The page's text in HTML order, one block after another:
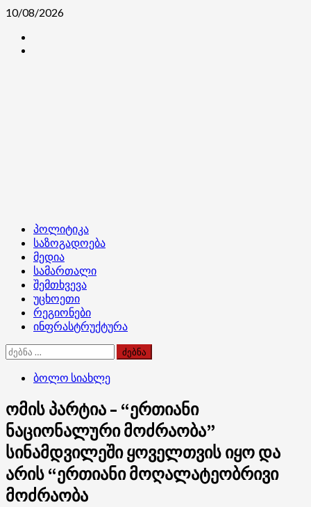
Skip
content
10/08/2026
Primary
Menu
პოლიტიკა
საზოგადოება
მედია
სამართალი
შემთხვევა
უცხოეთი
რეგიონები
ინფრასტრუქტურა
ძებნა:
ბოლო სიახლე
ომის პარტია – “ერთიანი
ნაციონალური მოძრაობა”
სინამდვილეში ყოველთვის იყო და
არის “ერთიანი მოღალატეობრივი
მოძრაობა